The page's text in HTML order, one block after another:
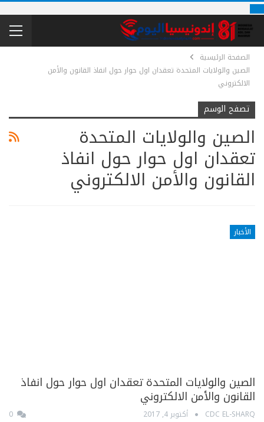
الصفحة الرئيسية
الصين والولايات المتحدة تعقدان اول حوار حول انفاذ القانون والأمن
الالكتروني
تصفح الوسم
الصين والولايات المتحدة
تعقدان اول حوار حول انفاذ
القانون والأمن الالكتروني
الأخبار
الصين والولايات المتحدة تعقدان اول حوار حول انفاذ
القانون والأمن الالكتروني
CDC EL-SHARQ أكتوبر 4, 2017